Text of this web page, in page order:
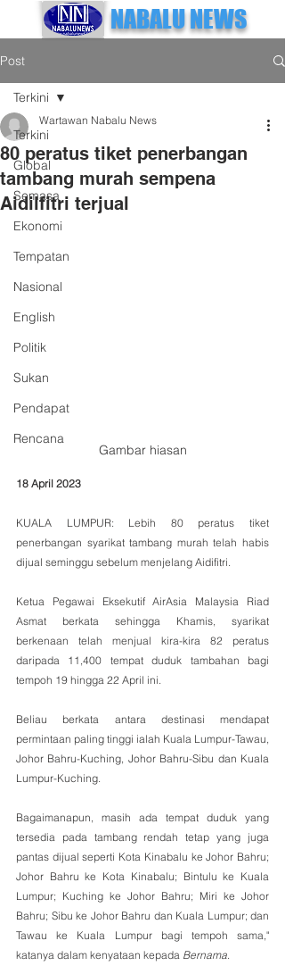
NABALU NEWS
Post
Terkini
Global
Semasa
Ekonomi
Tempatan
Nasional
English
Politik
Sukan
Pendapat
Rencana
Terkini
80 peratus tiket penerbangan
tambang murah sempena
Aidilfitri terjual
Wartawan Nabalu News
Gambar hiasan
18 April 2023
KUALA LUMPUR: Lebih 80 peratus tiket
penerbangan syarikat tambang murah telah habis
dijual seminggu sebelum menjelang Aidifitri.
Ketua Pegawai Eksekutif AirAsia Malaysia Riad
Asmat berkata sehingga Khamis, syarikat
berkenaan telah menjual kira-kira 82 peratus
daripada 11,400 tempat duduk tambahan bagi
tempoh 19 hingga 22 April ini.
Beliau berkata antara destinasi mendapat
permintaan paling tinggi ialah Kuala Lumpur-Tawau,
Johor Bahru-Kuching, Johor Bahru-Sibu dan Kuala
Lumpur-Kuching.
Bagaimanapun, masih ada tempat duduk yang
tersedia pada tambang rendah tetap yang juga
pantas dijual seperti Kota Kinabalu ke Johor Bahru;
Johor Bahru ke Kota Kinabalu; Bintulu ke Kuala
Lumpur; Kuching ke Johor Bahru; Miri ke Johor
Bahru; Sibu ke Johor Bahru dan Kuala Lumpur; dan
Tawau ke Kuala Lumpur bagi tempoh sama,"
katanya dalam kenyataan kepada Bernama.